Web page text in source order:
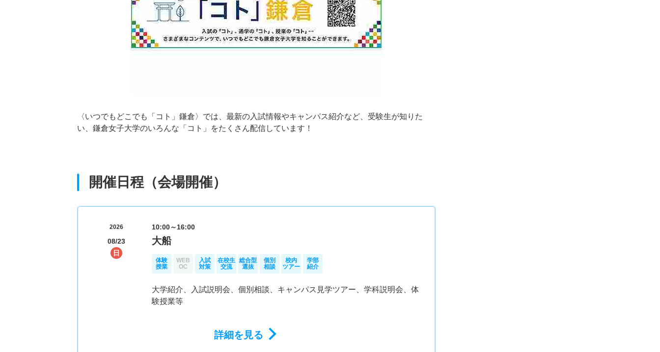
〈いつでもどこでも「コト」鎌倉〉では、最新の入試情報やキャンパス紹介など、受験生が知りた
い、鎌倉女子大学のいろんな「コト」をたくさん配信しています！
開催日程（会場開催）
2026
08/23
日
10:00～16:00
大船
体験
授業
WEB
OC
入試
対策
在校生
交流
総合型
選抜
個別
相談
校内
ツアー
学部
紹介
大学紹介、入試説明会、個別相談、キャンパス見学ツアー、学科説明会、体
験授業等
詳細を見る